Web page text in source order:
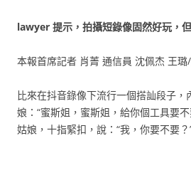
lawyer 提示，拍攝短錄像固然好玩，
本報首席記者 肖菁 通信員 沈佩杰 王璐
比來在抖音錄像下流行一個搭訕段子
娘：“蜜斯姐，蜜斯姐，給你個工具要
姑娘，十指緊扣，說：“我，你要不要？